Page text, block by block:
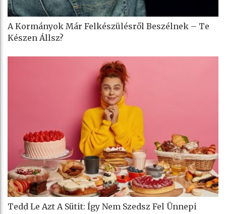
A Kormányok Már Felkészülésről Beszélnek – Te
Készen Állsz?
Tedd Le Azt A Sütit: Így Nem Szedsz Fel Ünnepi